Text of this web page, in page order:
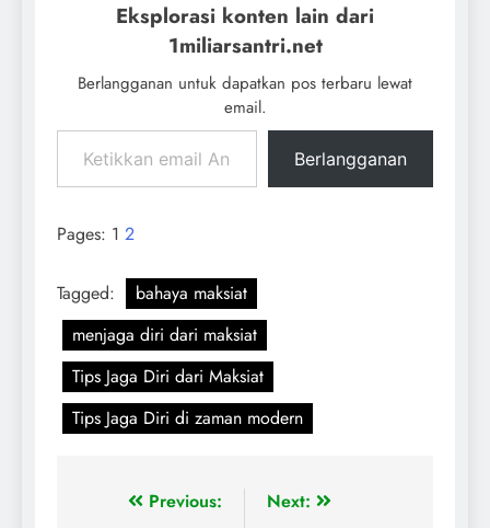
Eksplorasi konten lain dari
1miliarsantri.net
Berlangganan untuk dapatkan pos terbaru lewat
email.
Berlangganan
Pages: 1 2
Tagged:
bahaya maksiat
menjaga diri dari maksiat
Tips Jaga Diri dari Maksiat
Tips Jaga Diri di zaman modern
Previous:
Next: